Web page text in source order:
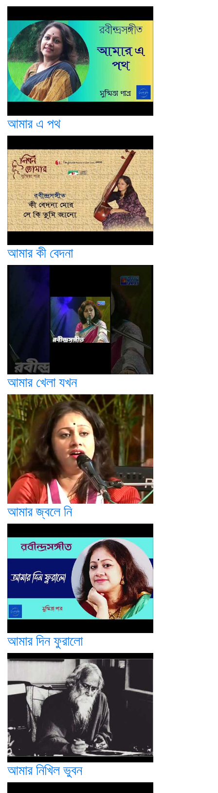
আমার এ পথ
আমার কী বেদনা
আমার খেলা যখন
আমার জ্বলে নি
আমার দিন ফুরালো
আমার নিখিল ভুবন